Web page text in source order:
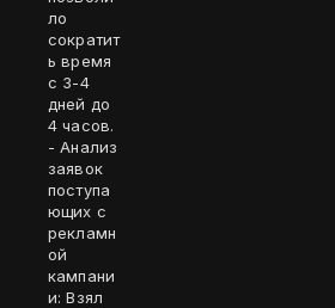
ло
сократит
ь время
с 3-4
дней до
4 часов.
- Анализ
заявок
поступа
ющих с
рекламн
ой
кампани
и: Взял